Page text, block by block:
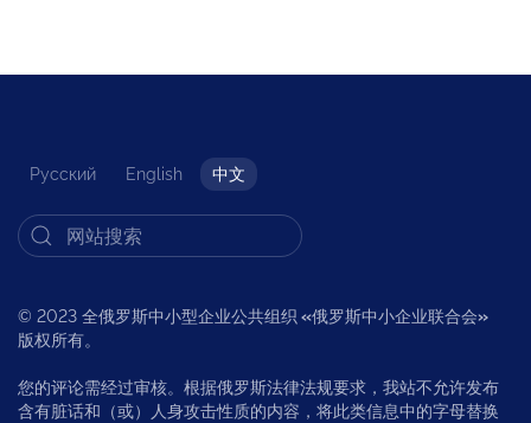
Русский English 中文
© 2023 全俄罗斯中小型企业公共组织 «俄罗斯中小企业联合会»
版权所有。
您的评论需经过审核。根据俄罗斯法律法规要求，我站不允许发布
含有脏话和（或）人身攻击性质的内容，将此类信息中的字母替换